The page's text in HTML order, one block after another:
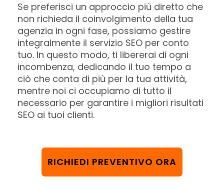
Se preferisci un approccio più diretto che
non richieda il coinvolgimento della tua
agenzia in ogni fase, possiamo gestire
integralmente il servizio SEO per conto
tuo. In questo modo, ti libererai di ogni
incombenza, dedicando il tuo tempo a
ciò che conta di più per la tua attività,
mentre noi ci occupiamo di tutto il
necessario per garantire i migliori risultati
SEO ai tuoi clienti.
RICHIEDI PREVENTIVO ORA